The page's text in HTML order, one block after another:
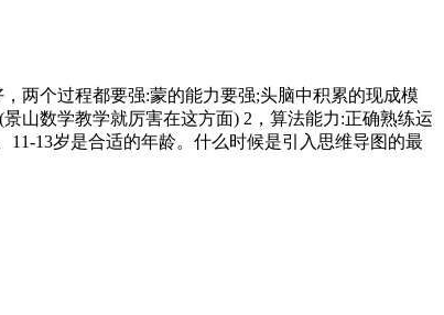
两个过程都要强:蒙的能力要强;头脑中积累的现成模
山数学教学就厉害在这方面) 2，算法能力:正确熟练运
13岁是合适的年龄。什么时候是引入思维导图的最